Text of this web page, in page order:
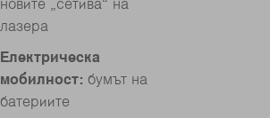
новите „сетива“ на
лазера
Електрическа
мобилност: бумът на
батериите